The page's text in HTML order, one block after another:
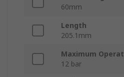
60mm
Length
205.1mm
Maximum
12 bar